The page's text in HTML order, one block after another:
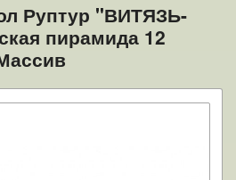
Руптур "ВИТЯЗЬ-
пирамида 12